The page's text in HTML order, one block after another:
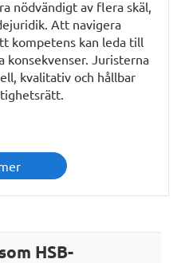
nödvändigt av flera skäl,
Att navigera
kompetens kan leda till
konsekvenser. Juristerna
kvalitativ och hållbar
HSB-